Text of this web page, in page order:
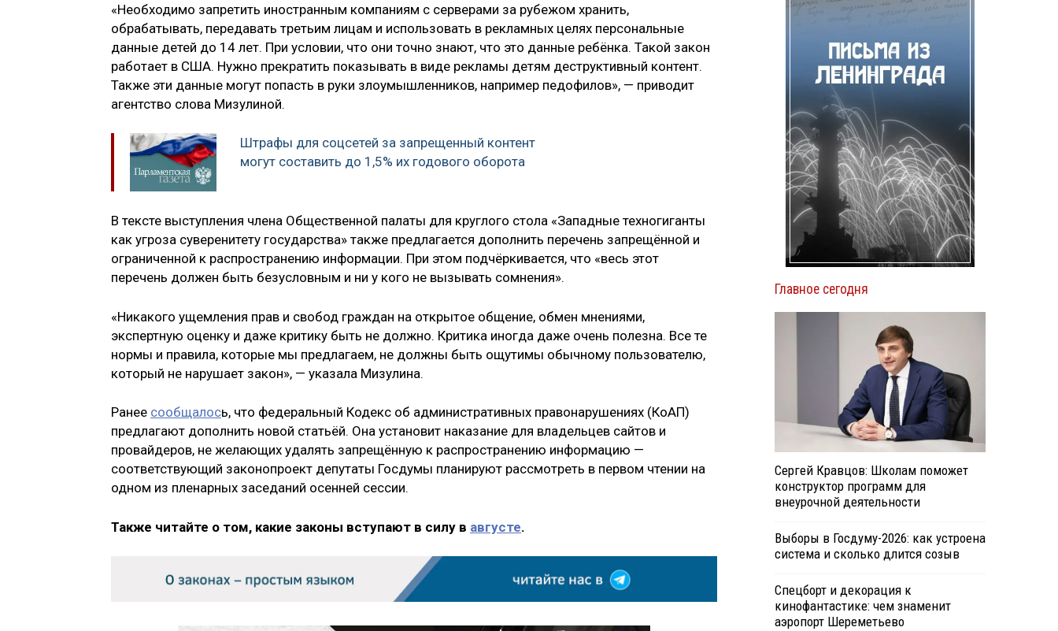
«Необходимо запретить иностранным компаниям с серверами за рубежом хранить,
обрабатывать, передавать третьим лицам и использовать в рекламных целях персональные
данные детей до 14 лет. При условии, что они точно знают, что это данные ребёнка. Такой закон
работает в США. Нужно прекратить показывать в виде рекламы детям деструктивный контент.
Также эти данные могут попасть в руки злоумышленников, например педофилов», — приводит
агентство слова Мизулиной.
Штрафы для соцсетей за запрещенный контент
могут составить до 1,5% их годового оборота
В тексте выступления члена Общественной палаты для круглого стола «Западные техногиганты
как угроза суверенитету государства» также предлагается дополнить перечень запрещённой и
ограниченной к распространению информации. При этом подчёркивается, что «весь этот
перечень должен быть безусловным и ни у кого не вызывать сомнения».
«Никакого ущемления прав и свобод граждан на открытое общение, обмен мнениями,
экспертную оценку и даже критику быть не должно. Критика иногда даже очень полезна. Все те
нормы и правила, которые мы предлагаем, не должны быть ощутимы обычному пользователю,
который не нарушает закон», — указала Мизулина.
Ранее сообщалось, что федеральный Кодекс об административных правонарушениях (КоАП)
предлагают дополнить новой статьёй. Она установит наказание для владельцев сайтов и
провайдеров, не желающих удалять запрещённую к распространению информацию —
соответствующий законопроект депутаты Госдумы планируют рассмотреть в первом чтении на
одном из пленарных заседаний осенней сессии.
Также читайте о том, какие законы вступают в силу в августе.
Главное сегодня
Сергей Кравцов: Школам поможет
конструктор программ для
внеурочной деятельности
Выборы в Госдуму-2026: как устроена
система и сколько длится созыв
Спецборт и декорация к
кинофантастике: чем знаменит
аэропорт Шереметьево